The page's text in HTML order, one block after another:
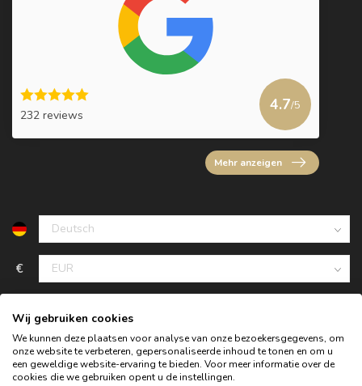
232 reviews
4.7/5
Mehr anzeigen
€
Wij gebruiken cookies
We kunnen deze plaatsen voor analyse van onze bezoekersgegevens, om
onze website te verbeteren, gepersonaliseerde inhoud te tonen en om u
een geweldige website-ervaring te bieden. Voor meer informatie over de
cookies die we gebruiken opent u de instellingen.